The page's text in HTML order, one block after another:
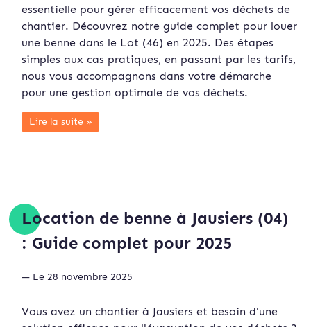
essentielle pour gérer efficacement vos déchets de
chantier. Découvrez notre guide complet pour louer
une benne dans le Lot (46) en 2025. Des étapes
simples aux cas pratiques, en passant par les tarifs,
nous vous accompagnons dans votre démarche
pour une gestion optimale de vos déchets.
Lire la suite »
Location de benne à Jausiers (04)
: Guide complet pour 2025
— Le 28 novembre 2025
Vous avez un chantier à Jausiers et besoin d'une